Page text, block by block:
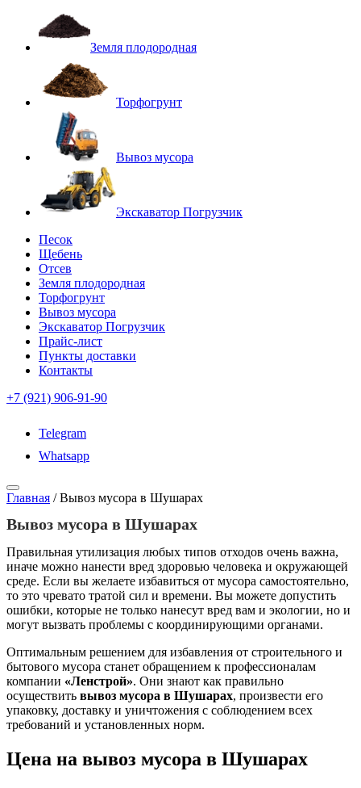
Земля плодородная
Торфогрунт
Вывоз мусора
Экскаватор Погрузчик
Песок
Щебень
Отсев
Земля плодородная
Торфогрунт
Вывоз мусора
Экскаватор Погрузчик
Прайс-лист
Пункты доставки
Контакты
+7 (921) 906-91-90
Telegram
Whatsapp
Главная /Вывоз мусора в Шушарах
Вывоз мусора в Шушарах
Правильная утилизация любых типов отходов очень важна,
иначе можно нанести вред здоровью человека и окружающей
среде. Если вы желаете избавиться от мусора самостоятельно,
то это чревато тратой сил и времени. Вы можете допустить
ошибки, которые не только нанесут вред вам и экологии, но и
могут вызвать проблемы с координирующими органами.
Оптимальным решением для избавления от строительного и
бытового мусора станет обращением к профессионалам
компании «Ленстрой». Они знают как правильно
осуществить вывоз мусора в Шушарах, произвести его
упаковку, доставку и уничтожения с соблюдением всех
требований и установленных норм.
Цена на вывоз мусора в Шушарах